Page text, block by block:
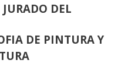
DEL
DE PINTURA Y